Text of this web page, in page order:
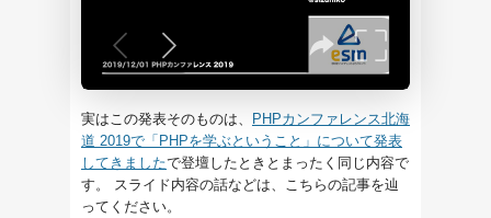
実はこの発表そのものは、
PHPカンファレンス北海
道 2019で「PHPを学ぶということ」について発表
してきましたで登壇したときとまったく同じ内容で
す。 スライド内容の話などは、こちらの記事を辿
ってください。